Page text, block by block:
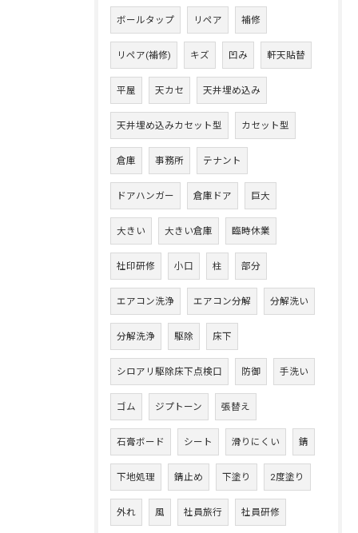
ボールタップ リペア 補修
リペア(補修) キズ 凹み 軒天貼替
平屋 天カセ 天井埋め込み
天井埋め込みカセット型 カセット型
倉庫 事務所 テナント
ドアハンガー 倉庫ドア 巨大
大きい 大きい倉庫 臨時休業
社印研修 小口 柱 部分
エアコン洗浄 エアコン分解 分解洗い
分解洗浄 駆除 床下
シロアリ駆除床下点検口 防御 手洗い
ゴム ジプトーン 張替え
石膏ボード シート 滑りにくい 錆
下地処理 錆止め 下塗り 2度塗り
外れ 風 社員旅行 社員研修